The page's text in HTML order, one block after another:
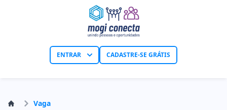
ENTRAR CADASTRE-SE GRÁTIS
Vaga